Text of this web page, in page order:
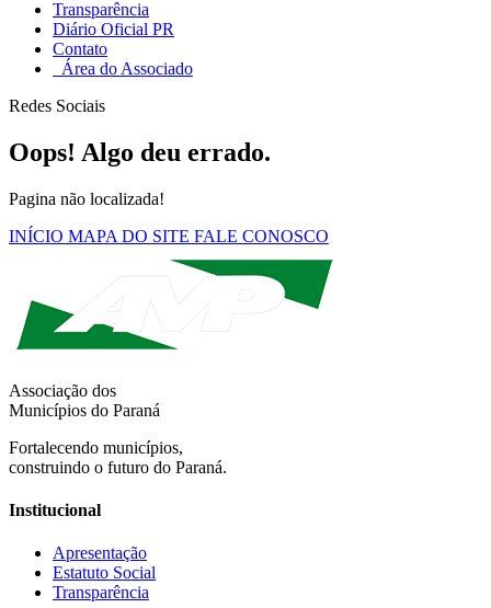
Transparência
Diário Oficial PR
Contato
Área do Associado
Redes Sociais
Oops! Algo deu errado.
Pagina não localizada!
INÍCIO MAPA DO SITE FALE CONOSCO
Associação dos
Municípios do Paraná
Fortalecendo municípios,
construindo o futuro do Paraná.
Institucional
Apresentação
Estatuto Social
Transparência